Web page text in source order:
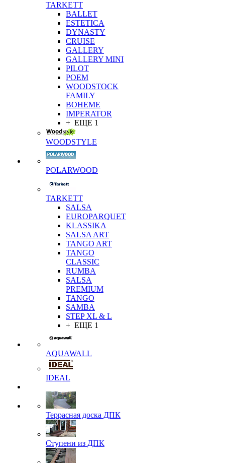
TARKETT
BALLET
ESTETICA
DYNASTY
CRUISE
GALLERY
GALLERY MINI
PILOT
POEM
WOODSTOCK
FAMILY
BOHEME
IMPERATOR
+ ЕЩЕ 1
WOODSTYLE
POLARWOOD
TARKETT
SALSA
EUROPARQUET
KLASSIKA
SALSA ART
TANGO ART
TANGO
CLASSIC
RUMBA
SALSA
PREMIUM
TANGO
SAMBA
STEP XL & L
+ ЕЩЕ 1
AQUAWALL
IDEAL
Террасная доска ДПК
Ступени из ДПК